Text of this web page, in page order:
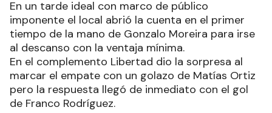
En un tarde ideal con marco de público
imponente el local abrió la cuenta en el primer
tiempo de la mano de Gonzalo Moreira para irse
al descanso con la ventaja mínima.
En el complemento Libertad dio la sorpresa al
marcar el empate con un golazo de Matías Ortiz
pero la respuesta llegó de inmediato con el gol
de Franco Rodríguez.